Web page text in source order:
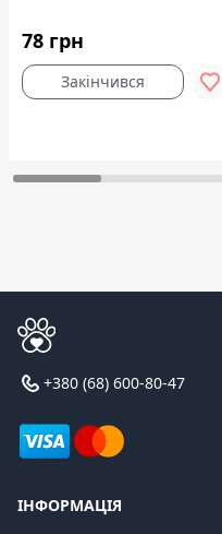
78 грн
Закінчився
+380 (68) 600-80-47
ІНФОРМАЦІЯ